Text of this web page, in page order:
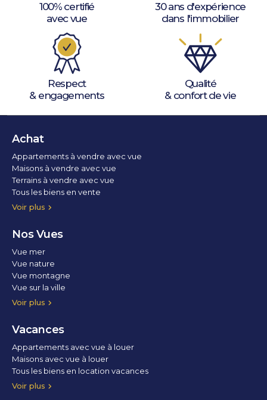
100% certifié
avec vue
30 ans d'expérience
dans l'immobilier
Respect
& engagements
Qualité
& confort de vie
Achat
Voir plus
Appartements à vendre avec vue
Maisons à vendre avec vue
Terrains à vendre avec vue
Tous les biens en vente
Nos Vues
Voir plus
Vue mer
Vue nature
Vue montagne
Vue sur la ville
Vue parc
Vue fleuve
Vue lac
Vue marina / port
Vacances
Voir plus
Appartements avec vue à louer
Maisons avec vue à louer
Tous les biens en location vacances